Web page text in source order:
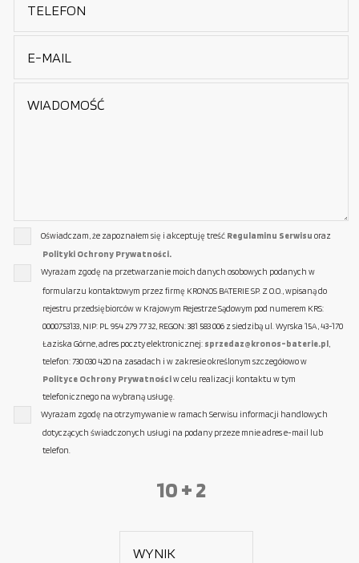
Oświadczam, że zapoznałem się i akceptuję treść Regulaminu Serwisu oraz
Polityki Ochrony Prywatności.
Wyrażam zgodę na przetwarzanie moich danych osobowych podanych w
formularzu kontaktowym przez firmę KRONOS BATERIE SP. Z O.O., wpisaną do
rejestru przedsiębiorców w Krajowym Rejestrze Sądowym pod numerem KRS:
0000753133, NIP: PL 954 279 77 32, REGON: 381 583 006 z siedzibą ul. Wyrska 15A, 43-170
Łaziska Górne, adres poczty elektronicznej: sprzedaz@kronos-baterie.pl
telefon: 730 030 420 na zasadach i w zakresie określonym szczegółowo w
Polityce Ochrony Prywatnościw celu realizacji kontaktu w tym
telefonicznego na wybraną usługę.
Wyrażam zgodę na otrzymywanie w ramach Serwisu informacji handlowych
dotyczących świadczonych usługi na podany przeze mnie adres e-mail lub
telefon.
10 + 2